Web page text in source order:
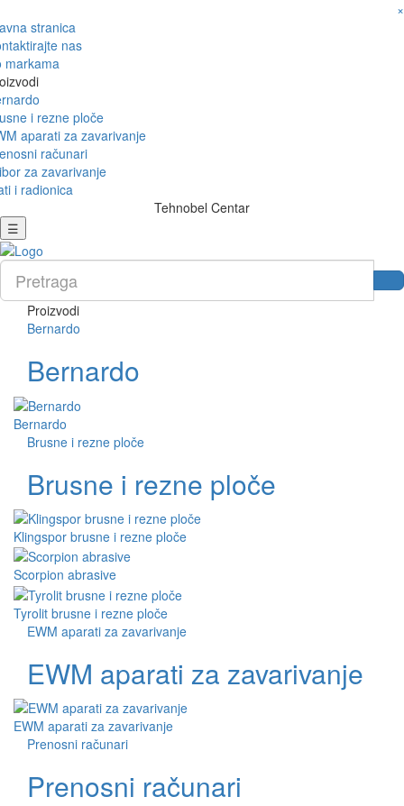
×
stranica
nas
markama
i rezne ploče
aparati za zavarivanje
računari
za zavarivanje
i radionica
Tehnobel Centar
☰
Proizvodi
Bernardo
Bernardo
Bernardo
Brusne i rezne ploče
Brusne i rezne ploče
Klingspor brusne i rezne ploče
Scorpion abrasive
Tyrolit brusne i rezne ploče
EWM aparati za zavarivanje
EWM aparati za zavarivanje
EWM aparati za zavarivanje
Prenosni računari
Prenosni računari